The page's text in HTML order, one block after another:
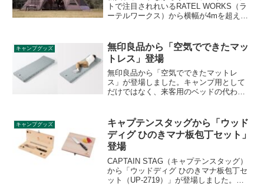
トで注目されれいるRATEL WORKS（ラ
ーテルワークス）から横幅が4mを超える
ビューします。
キャンプグッズ
無印良品から「空気でできたマッ
トレス」登場
無印良品から「空気でできたマットレ
ス」が登場しました。キャンプ用として
だけではなく、来客用のベッドの代わり
品としても使えるエアーマットです。詳
細をレビューします。
キャンプグッズ
キャプテンスタッグから「ウッド
ディグ ひのきマナ板包丁セット」
登場
CAPTAIN STAG（キャプテンスタッグ）
から「ウッドディグ ひのきマナ板包丁セ
ット（UP-2719）」が登場しました。国